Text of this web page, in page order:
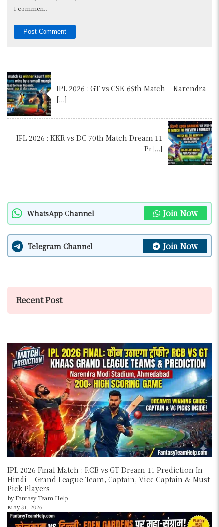
I comment.
IPL 2026 : GT vs CSK 66th Match – Narendra
[…]
IPL 2026 : KKR vs DC 70th Match Dream 11
Pr[…]
WhatsApp Channel Join Now
Telegram Channel Join Now
Recent Post
IPL 2026 Final Match : RCB vs GT Dream 11 Prediction In
Hindi – Grand League Team, Captain, Vice Captain & Must
Pick Players
by Fantasy Team Help
May 31, 2026